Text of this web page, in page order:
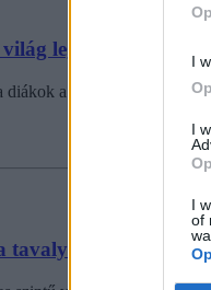
I
I
I
of
legidősebb,
a hallás utáni
- ilyennek látta